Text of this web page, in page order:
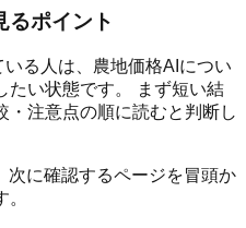
るポイント
いる人は、農地価格AIについ
たい状態です。 まず短い結
・注意点の順に読むと判断し
次に確認するページを冒頭か